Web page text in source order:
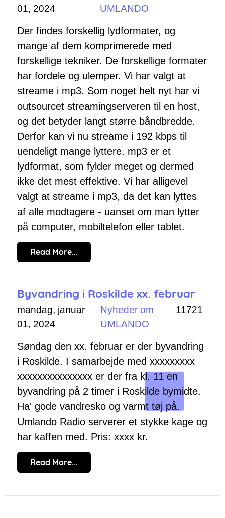
01, 2024
UMLANDO
Der findes forskellig lydformater, og
mange af dem komprimerede med
forskellige tekniker. De forskellige formater
har fordele og ulemper. Vi har valgt at
streame i mp3. Som noget helt nyt har vi
outsourcet streamingserveren til en host,
og det betyder langt større båndbredde.
Derfor kan vi nu streame i 192 kbps til
uendeligt mange lyttere. mp3 er et
lydformat, som fylder meget og dermed
ikke det mest effektive. Vi har alligevel
valgt at streame i mp3, da det kan lyttes
af alle modtagere - uanset om man lytter
på computer, mobiltelefon eller tablet.
Read More...
Byvandring i Roskilde xx. februar
mandag, januar
01, 2024
Nyheder om
UMLANDO
11721
Søndag den xx. februar er der byvandring
i Roskilde. I samarbejde med xxxxxxxxx
xxxxxxxxxxxxxxx er der fra kl. 11 en
byvandring på 2 timer i Roskilde bymidte.
Ha' gode vandresko og varmt tøj på.
Umlando Radio serverer et stykke kage og
har kaffen med. Pris: xxxx kr.
Read More...